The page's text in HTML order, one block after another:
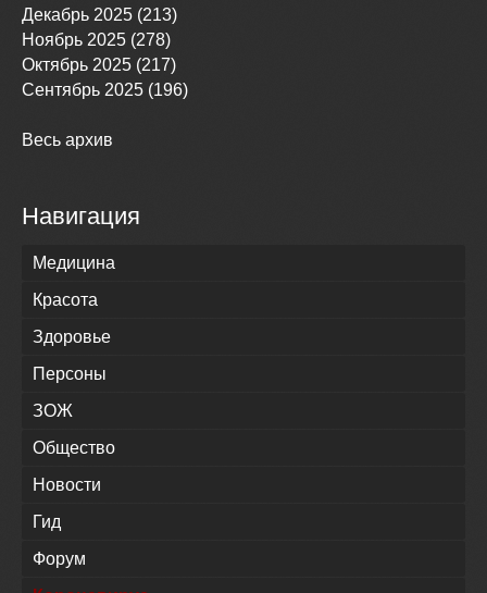
Декабрь 2025 (213)
Ноябрь 2025 (278)
Октябрь 2025 (217)
Сентябрь 2025 (196)
Весь архив
Навигация
Медицина
Красота
Здоровье
Персоны
ЗОЖ
Общество
Новости
Гид
Форум